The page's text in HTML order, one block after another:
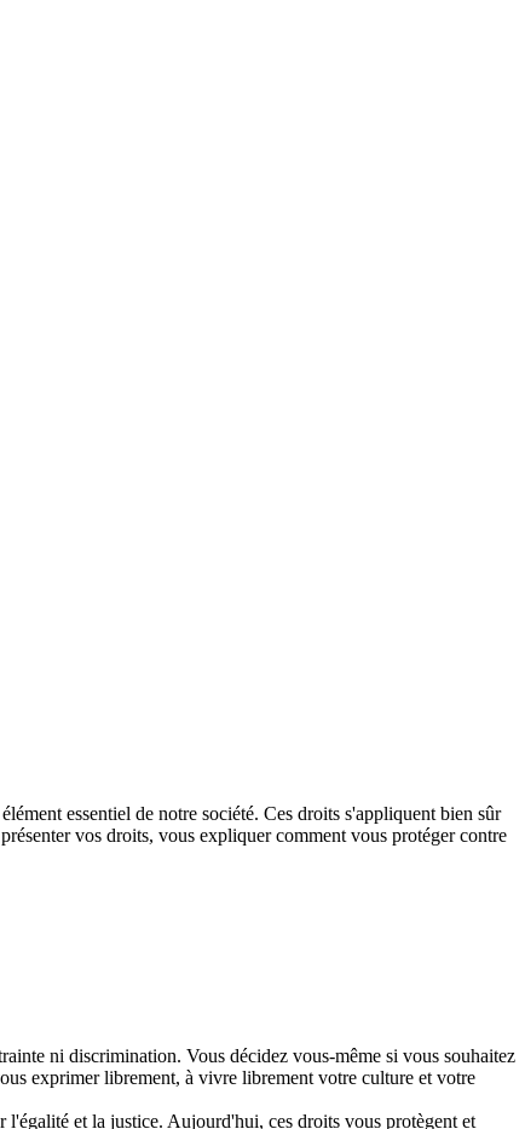
essentiel de notre société. Ces droits s'appliquent bien sûr
vos droits, vous expliquer comment vous protéger contre
ni discrimination. Vous décidez vous-même si vous souhaitez
exprimer librement, à vivre librement votre culture et votre
l'égalité et la justice. Aujourd'hui, ces droits vous protègent et